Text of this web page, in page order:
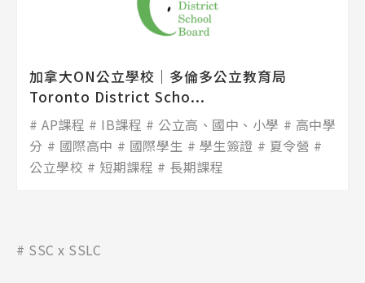
加拿大ON公立學校│多倫多公立教育局
Toronto District Scho...
AP課程 IB課程 公立高、國中、小學
高中學
分
國際高中 國際學生 學生簽證
夏令營
公立學校
短期課程 長期課程
SSC x SSLC